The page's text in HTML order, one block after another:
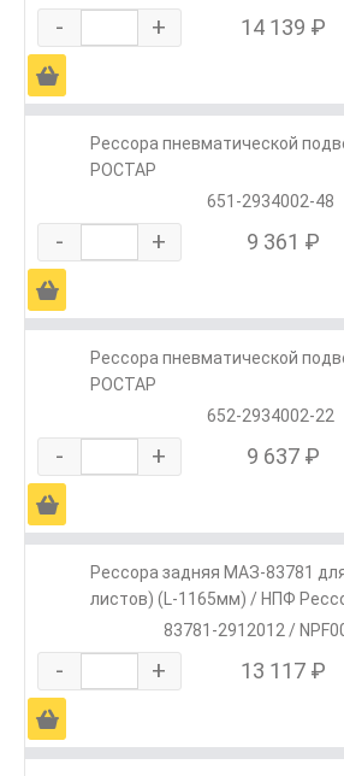
- + 14 139 ₽
Ä
Рессора пневматической
РОСТАР
651-2934002-48
- + 9 361 ₽
Ä
Рессора пневматической
РОСТАР
652-2934002-22
- + 9 637 ₽
Ä
Рессора задняя МАЗ-83781
листов) (L-1165мм) / НПФ
83781-2912012 /
- + 13 117 ₽
Ä